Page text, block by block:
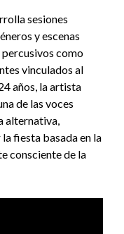
sesiones
y escenas
como
vinculados al
años, la artista
de las voces
alternativa,
fiesta basada en la
consciente de la